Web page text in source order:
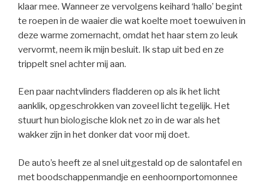
klaar mee. Wanneer ze vervolgens keihard ‘hallo’ begint
te roepen in de waaier die wat koelte moet toewuiven in
deze warme zomernacht, omdat het haar stem zo leuk
vervormt, neem ik mijn besluit. Ik stap uit bed en ze
trippelt snel achter mij aan.
Een paar nachtvlinders fladderen op als ik het licht
aanklik, opgeschrokken van zoveel licht tegelijk. Het
stuurt hun biologische klok net zo in de war als het
wakker zijn in het donker dat voor mij doet.
De auto’s heeft ze al snel uitgestald op de salontafel en
met boodschappenmandje en eenhoornportomonnee